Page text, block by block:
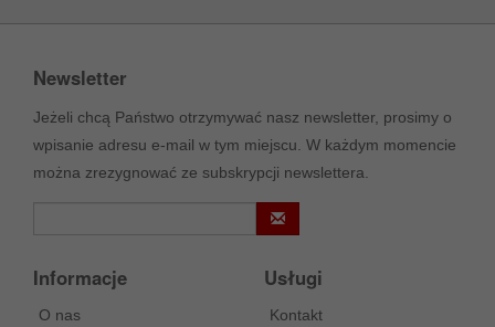
Newsletter
Jeżeli chcą Państwo otrzymywać nasz newsletter, prosimy o
wpisanie adresu e-mail w tym miejscu. W każdym momencie
można zrezygnować ze subskrypcji newslettera.
Informacje
O nas
Usługi
Kontakt